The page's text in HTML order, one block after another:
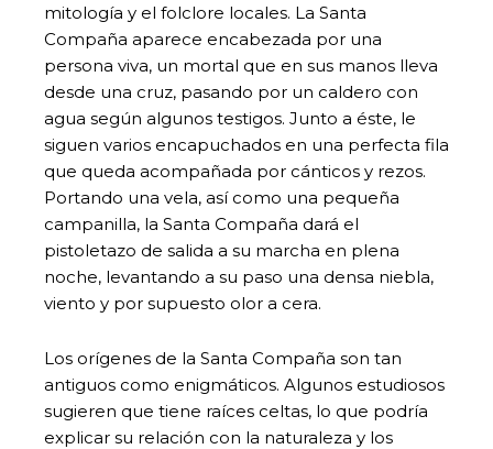
mitología y el folclore locales. La Santa
Compaña aparece encabezada por una
persona viva, un mortal que en sus manos lleva
desde una cruz, pasando por un caldero con
agua según algunos testigos. Junto a éste, le
siguen varios encapuchados en una perfecta fila
que queda acompañada por cánticos y rezos.
Portando una vela, así como una pequeña
campanilla, la Santa Compaña dará el
pistoletazo de salida a su marcha en plena
noche, levantando a su paso una densa niebla,
viento y por supuesto olor a cera.
Los orígenes de la Santa Compaña son tan
antiguos como enigmáticos. Algunos estudiosos
sugieren que tiene raíces celtas, lo que podría
explicar su relación con la naturaleza y los